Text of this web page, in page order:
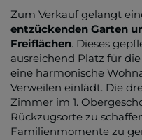
Zum Verkauf gelangt
entzückenden Garten
Freiflächen. Dieses
ausreichend Platz für
eine harmonische
Verweilen einlädt. Die
Zimmer im 1.
Rückzugsorte zu
Familienmomente zu